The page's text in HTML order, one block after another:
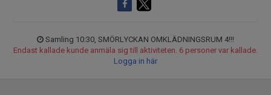
Samling 10:30, SMÖRLYCKAN OMKLÄDNINGSRUM 4!!!
Endast kallade kunde anmäla sig till aktiviteten. 6 personer var kallade.
Logga in här